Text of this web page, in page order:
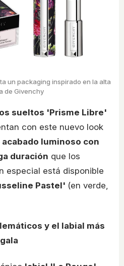
un packaging inspirado en la alta
de Givenchy
sueltos 'Prisme Libre'
con este nuevo look
acabado luminoso con
duración que los
especial está disponible
Pastel' (en verde,
y el labial más